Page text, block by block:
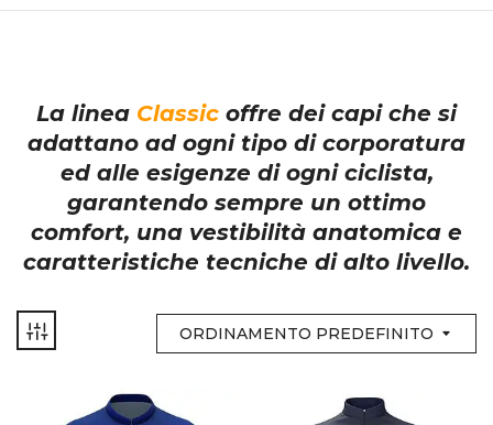
La linea Classic offre dei capi che si
adattano ad ogni tipo di corporatura
ed alle esigenze di ogni ciclista,
garantendo sempre un ottimo
comfort, una vestibilità anatomica e
caratteristiche tecniche di alto livello.
ORDINAMENTO PREDEFINITO